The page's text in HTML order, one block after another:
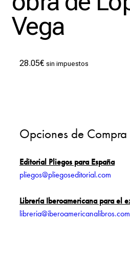
Vega
28.05€ sin impuestos
Opciones de Compra
Editorial Pliegos para España
pliegos@pliegoseditorial.com
Librería Iberoamericana para el
libreria@iberoamericanalibros.com